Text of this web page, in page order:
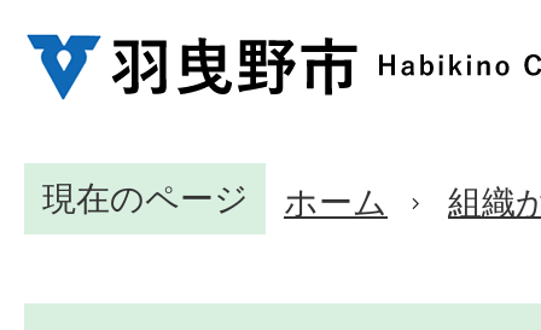
現在のページ ホーム 組織